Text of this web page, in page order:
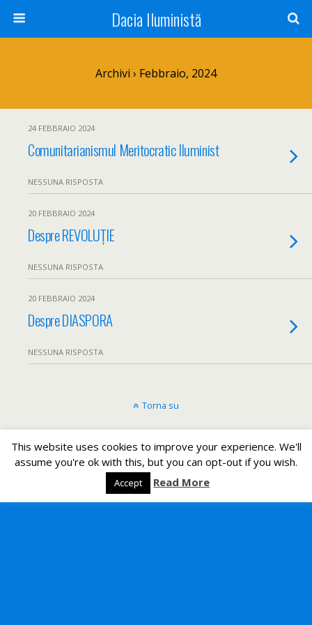
Dacia Iluministă
Archivi › Febbraio, 2024
24 FEBBRAIO 2024
Comunitarianismul Meritocratic Iluminist
NESSUNA RISPOSTA
20 FEBBRAIO 2024
Despre REVOLUȚIE
NESSUNA RISPOSTA
20 FEBBRAIO 2024
Despre DIASPORA
NESSUNA RISPOSTA
Torna su
Dispositivo Portatile
All content Copyright Un romeno in Italia
This website uses cookies to improve your experience. We'll
assume you're ok with this, but you can opt-out if you wish.
Accept Read More